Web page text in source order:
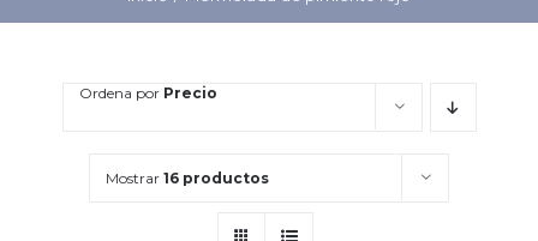
Ordena por Precio
Mostrar 16 productos